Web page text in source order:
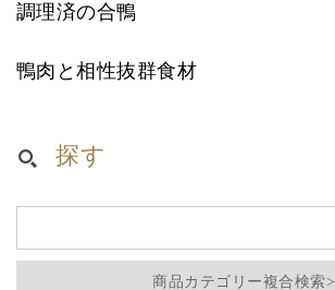
調理済の合鴨
鴨肉と相性抜群食材
探す
商品カテゴリー複合検索>